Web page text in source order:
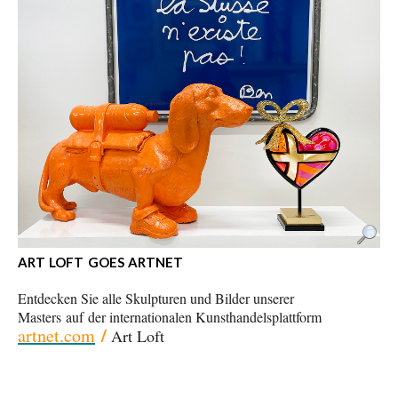
ART LOFT GOES ARTNET
Entdecken Sie alle Skulpturen und Bilder unserer
Masters auf der internationalen Kunsthandelsplattform
artnet.com / Art Loft